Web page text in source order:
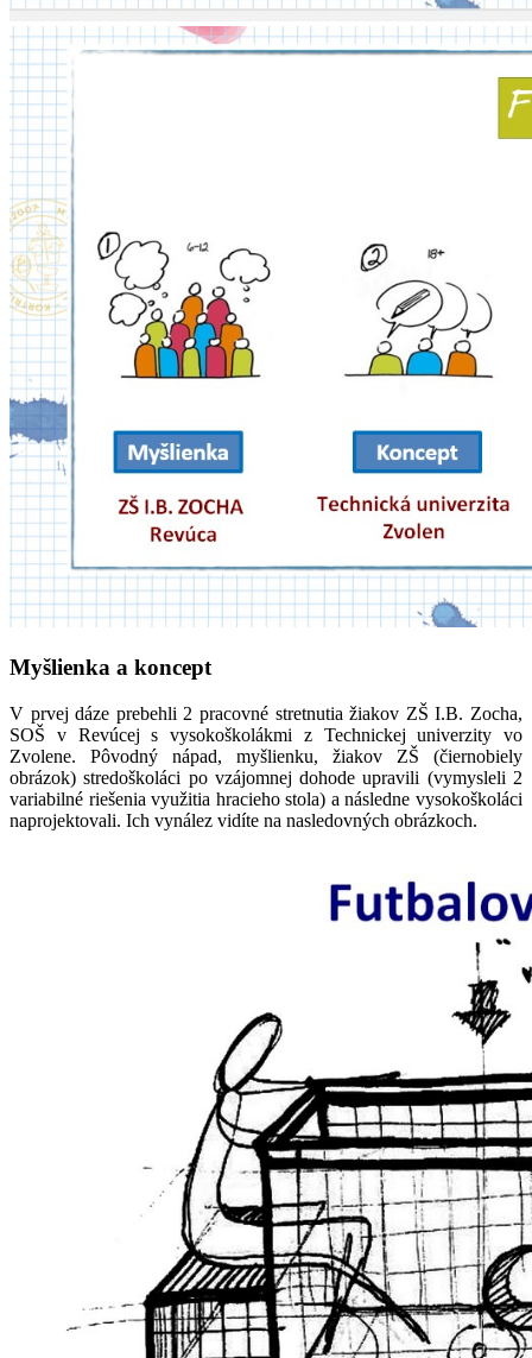
Myšlienka a koncept
V prvej dáze prebehli 2 pracovné stretnutia žiakov ZŠ I.B. Zocha,
SOŠ v Revúcej s vysokoškolákmi z Technickej univerzity vo
Zvolene. Pôvodný nápad, myšlienku, žiakov ZŠ (čiernobiely
obrázok) stredoškoláci po vzájomnej dohode upravili (vymysleli 2
variabilné riešenia využitia hracieho stola) a následne vysokoškoláci
naprojektovali. Ich vynález vidíte na nasledovných obrázkoch.